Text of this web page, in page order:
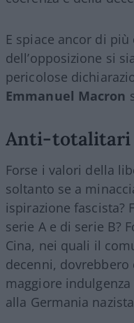
E spiace ancor di
dell’opposizione si
pericolose
Emmanuel Macron
Anti-totalitari
Forse i valori della
soltanto se a
ispirazione fascista?
serie A e di serie B?
Cina, nei quali il
decenni,
maggiore
alla Germania